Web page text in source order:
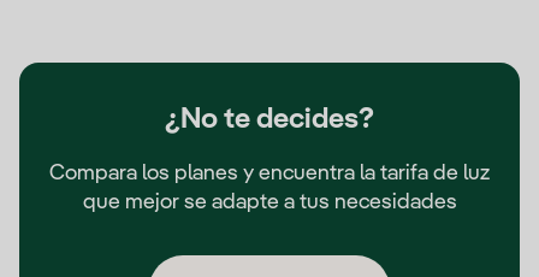
¿No te decides?
Compara los planes y encuentra la tarifa de luz
que mejor se adapte a tus necesidades